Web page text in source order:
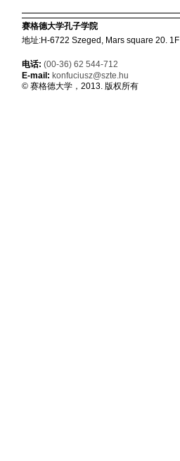
赛格德大学孔子学院
地址:H-6722 Szeged, Mars square 20. 1F
电话: (00-36) 62 544-712
E-mail: konfuciusz@szte.hu
© 赛格德大学，2013. 版权所有